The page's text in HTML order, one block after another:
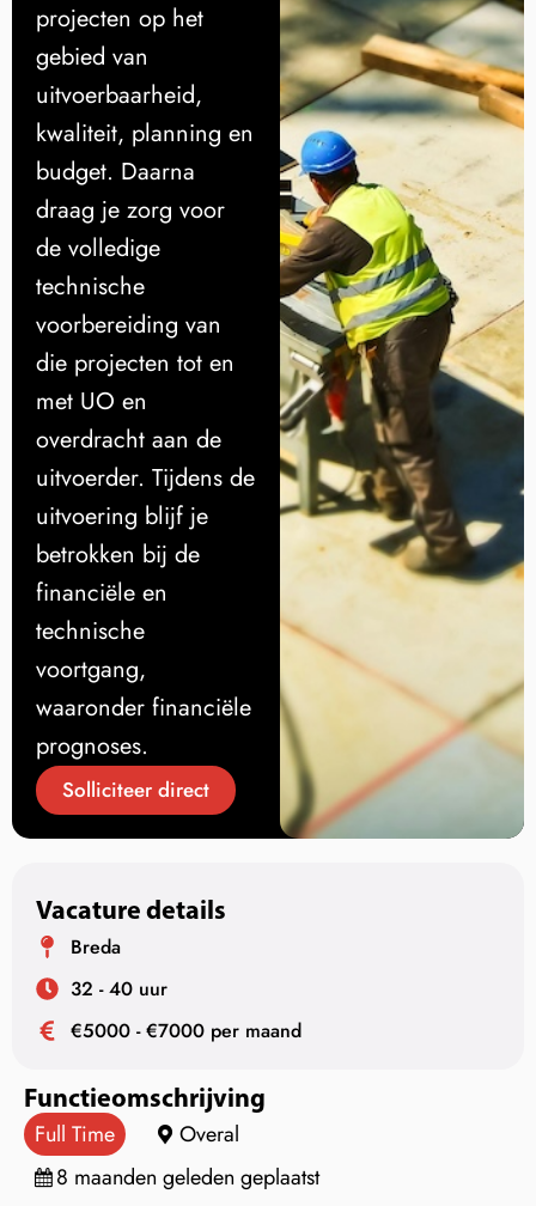
projecten op het
gebied van
uitvoerbaarheid,
kwaliteit, planning en
budget. Daarna
draag je zorg voor
de volledige
technische
voorbereiding van
die projecten tot en
met UO en
overdracht aan de
uitvoerder. Tijdens de
uitvoering blijf je
betrokken bij de
financiële en
technische
voortgang,
waaronder financiële
prognoses.
Solliciteer direct
Vacature details
Breda
32 - 40 uur
€5000 - €7000 per maand
Functieomschrijving
Full Time
Overal
8 maanden geleden geplaatst